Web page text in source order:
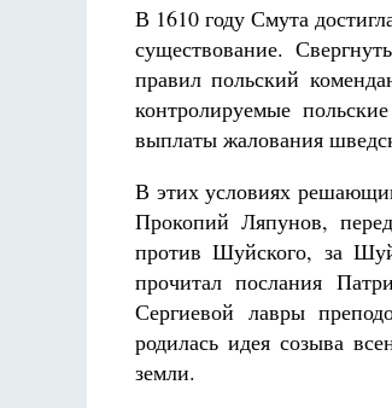
В 1610 году Смута
существование.
правил польский
контролируемые
выплаты жалования
В этих условиях
Прокопий Ляпунов,
против Шуйского, за
прочитал послания
Сергиевой лавры
родилась идея созыва
земли.